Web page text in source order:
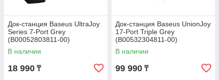
Док-станция Baseus UltraJoy
Series 7-Port Grey
(B00052803811-00)
В наличии
18 990 ₸
Док-станция Baseus UnionJoy
17-Port Triple Grey
(B00532304811-00)
В наличии
99 990 ₸